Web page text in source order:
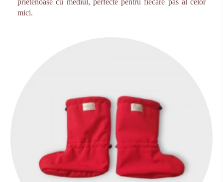
prietenoase cu mediul, perfecte pentru fiecare pas al celor
mici.